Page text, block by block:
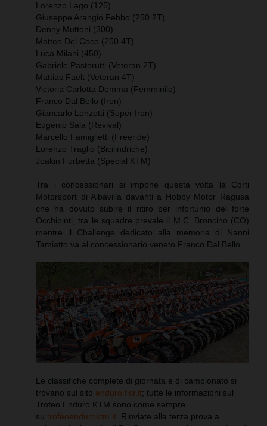
Lorenzo Lago (125)
Giuseppe Arangio Febbo (250 2T)
Denny Muttoni (300)
Matteo Del Coco (250 4T)
Luca Milani (450)
Gabriele Pastorutti (Veteran 2T)
Mattias Faelt (Veteran 4T)
Victoria Carlotta Demma (Femminile)
Franco Dal Bello (Iron)
Giancarlo Lenzotti (Super Iron)
Eugenio Sala (Revival)
Marcello Famiglietti (Freeride)
Lorenzo Traglio (Bicilindriche)
Joakin Furbetta (Special KTM)
Tra i concessionari si impone questa volta la Corti
Motorsport di Albavilla davanti a Hobby Motor Ragusa
che ha dovuto subire il ritiro per infortunio del forte
Occhipinti, tra le squadre prevale il M.C. Broncino (CO)
mentre il Challenge dedicato alla memoria di Nanni
Tamiatto va al concessionario veneto Franco Dal Bello.
Le classifiche complete di giornata e di campionato si
trovano sul sito enduro.ficr.it; tutte le informazioni sul
Trofeo Enduro KTM sono come sempre
su trofeoenduroktm.it . Rinviate alla terza prova a